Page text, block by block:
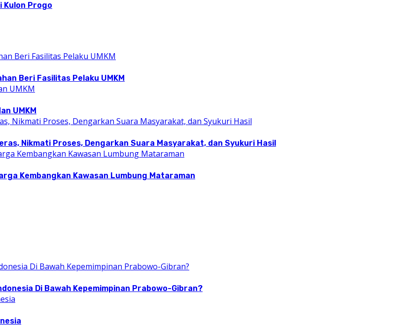
Kulon Progo
Beri Fasilitas Pelaku UMKM
UMKM
Nikmati Proses, Dengarkan Suara Masyarakat, dan Syukuri Hasil
Kembangkan Kawasan Lumbung Mataraman
Di Bawah Kepemimpinan Prabowo-Gibran?